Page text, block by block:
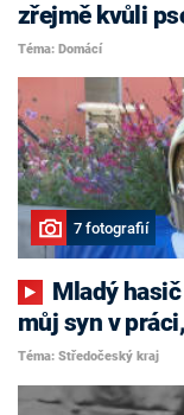
zřejmě kvůli
Téma: Domácí
7 fotografií
můj syn v
Téma: Středočeský kraj